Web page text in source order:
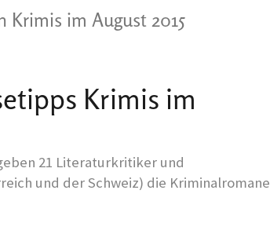
im August 2015
Krimis im
21 Literaturkritiker und
und der Schweiz) die Kriminalromane